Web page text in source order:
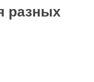
разных